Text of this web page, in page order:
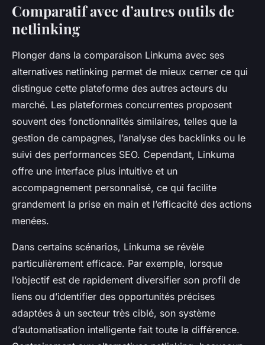
Comparatif avec d’autres outils de
netlinking
Plonger dans la comparaison Linkuma avec ses
alternatives netlinking permet de mieux cerner ce qui
distingue cette plateforme des autres acteurs du
marché. Les plateformes concurrentes proposent
souvent des fonctionnalités similaires, telles que la
gestion de campagnes, l’analyse des backlinks ou le
suivi des performances SEO. Cependant, Linkuma
offre une interface plus intuitive et un
accompagnement personnalisé, ce qui facilite
grandement la prise en main et l’efficacité des actions
menées.
Dans certains scénarios, Linkuma se révèle
particulièrement efficace. Par exemple, lorsque
l’objectif est de rapidement diversifier son profil de
liens ou d’identifier des opportunités précises
adaptées à un secteur très ciblé, son système
d’automatisation intelligente fait toute la différence.